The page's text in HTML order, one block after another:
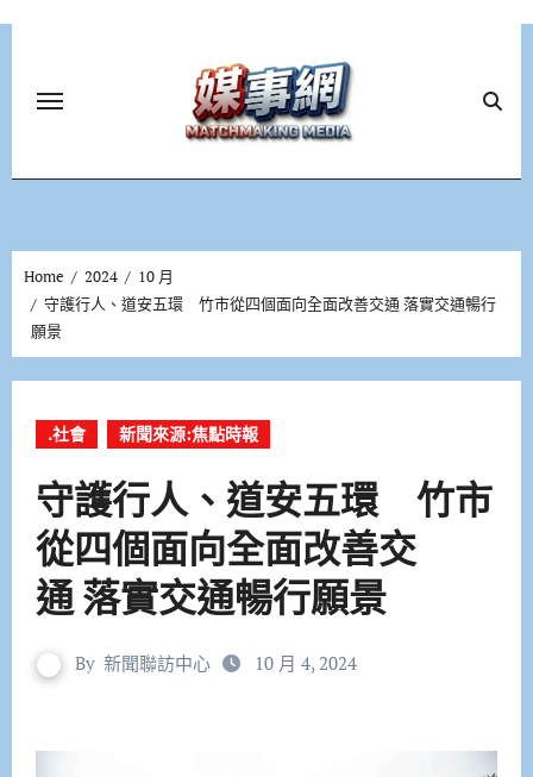
Home 2024
10 月
守護行人、道安五環 竹市從四個面向全面改善交通 落實交通暢行
願景
.社會 新聞來源:焦點時報
守護行人、道安五環 竹市
從四個面向全面改善交
通 落實交通暢行願景
By 新聞聯訪中心 10 月 4, 2024